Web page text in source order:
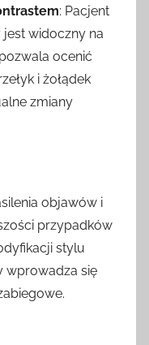
: Pacjent
widoczny na
ocenić
i żołądek
zmiany
objawów i
przypadków
stylu
wprowadza się